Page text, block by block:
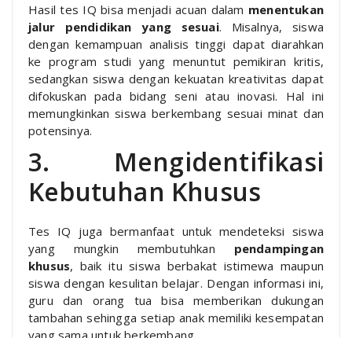
Hasil tes IQ bisa menjadi acuan dalam menentukan
jalur pendidikan yang sesuai. Misalnya, siswa
dengan kemampuan analisis tinggi dapat diarahkan
ke program studi yang menuntut pemikiran kritis,
sedangkan siswa dengan kekuatan kreativitas dapat
difokuskan pada bidang seni atau inovasi. Hal ini
memungkinkan siswa berkembang sesuai minat dan
potensinya.
3. Mengidentifikasi
Kebutuhan Khusus
Tes IQ juga bermanfaat untuk mendeteksi siswa
yang mungkin membutuhkan pendampingan
khusus, baik itu siswa berbakat istimewa maupun
siswa dengan kesulitan belajar. Dengan informasi ini,
guru dan orang tua bisa memberikan dukungan
tambahan sehingga setiap anak memiliki kesempatan
yang sama untuk berkembang.